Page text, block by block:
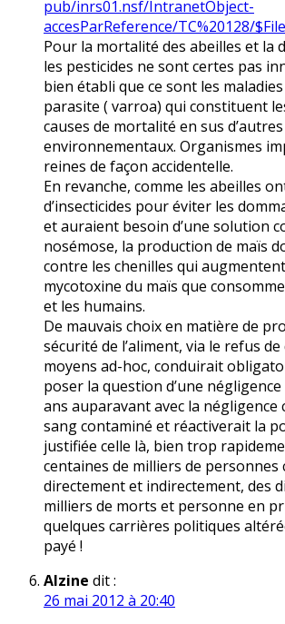
pub/inrs01.nsf/IntranetObject-
accesParReference/TC%20128/
Pour la mortalité des abeilles et la
les pesticides ne sont certes pas
bien établi que ce sont les
parasite ( varroa) qui constituent
causes de mortalité en sus
environnementaux. Organismes
reines de façon accidentelle.
En revanche, comme les abeilles
d’insecticides pour éviter les
et auraient besoin d’une solution
nosémose, la production de maïs
contre les chenilles qui
mycotoxine du maïs que
et les humains.
De mauvais choix en matière de
sécurité de l’aliment, via le refus
moyens ad-hoc, conduirait
poser la question d’une
ans auparavant avec la négligence
sang contaminé et réactiverait la
justifiée celle là, bien trop
centaines de milliers de personnes
directement et indirectement, des
milliers de morts et personne en
quelques carrières politiques
payé !
Alzine dit :
26 mai 2012 à 20:40